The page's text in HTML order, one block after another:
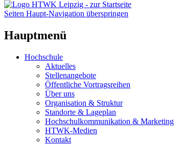
Seiten Haupt-Navigation überspringen
Hauptmenü
Hochschule
Aktuelles
Stellenangebote
Öffentliche Vortragsreihen
Über uns
Organisation & Struktur
Standorte & Lageplan
Hochschulkommunikation & Marketing
HTWK-Medien
Kontakt